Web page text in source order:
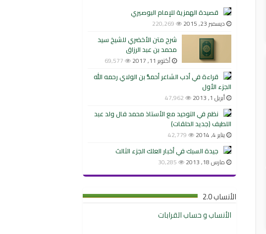
قصيدة الهمزية للإمام البوصيري
ديسمبر 23, 2015 220,269
شرح متن الأخضري للشيخ سيد
محمد بن عبد الرزاق
أكتوبر 11, 2017 69,577
قراءة في أدب الشاعر أحمدُّ بن الولاي رحمه الله
الجزء الأول
أبريل 1, 2013 47,962
نظم في التوحيد مع الأستاذ محمد فال ولد عبد
اللطيف (جديد الحلقات)
يناير 4, 2014 42,779
جيدة السبك في أخبار العلك الجزء الثالث
مارس 18, 2013 30,285
الأنساب 2.0
الأنساب و حساب القرابات